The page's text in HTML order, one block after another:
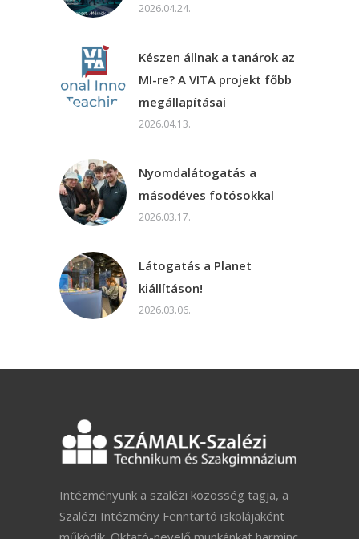
2026.04.24.
Készen állnak a tanárok az
MI-re? A VITA projekt főbb
megállapításai
2026.04.13.
Nyomdalátogatás a
másodéves fotósokkal
2026.03.17.
Látogatás a Planet
kiállításon!
2026.03.06.
Intézményünk a szalézi közösség tagja, a
Szalézi Intézmény Fenntartó iskolájaként